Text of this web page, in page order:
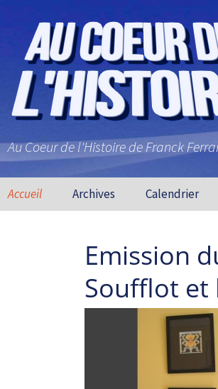
Au Coeur de l'Histoire de Franck
Aller au contenu principal
Accueil Archives Calendrier
Emission
Soufflot et